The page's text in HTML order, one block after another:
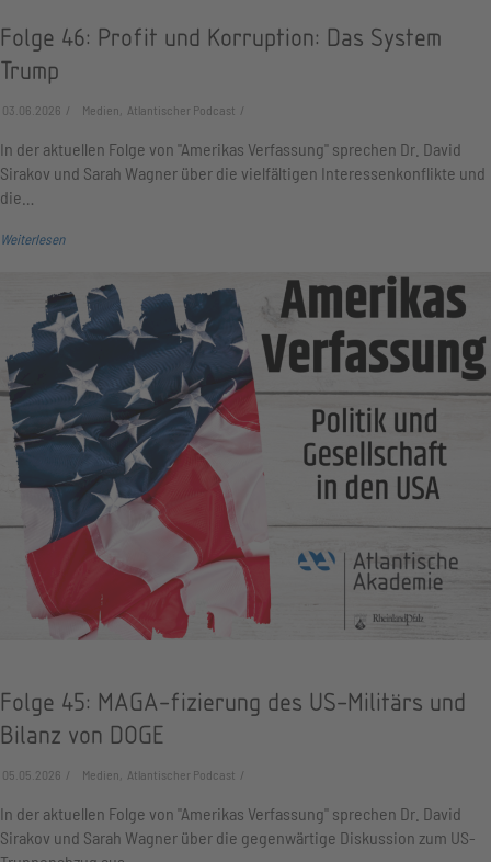
Folge 46: Profit und Korruption: Das System
Trump
03.06.2026 Medien, Atlantischer Podcast
In der aktuellen Folge von "Amerikas Verfassung" sprechen Dr. David
Sirakov und Sarah Wagner über die vielfältigen Interessenkonflikte und
die…
Weiterlesen
Folge 45: MAGA-fizierung des US-Militärs und
Bilanz von DOGE
05.05.2026 Medien, Atlantischer Podcast
In der aktuellen Folge von "Amerikas Verfassung" sprechen Dr. David
Sirakov und Sarah Wagner über die gegenwärtige Diskussion zum US-